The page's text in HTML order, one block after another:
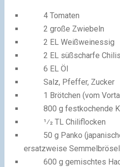
4 Tomaten
2 große Zwiebeln
2 EL Weißweinessig
2 EL süßscharfe
6 EL Öl
Salz, Pfeffer, Zucker
1 Brötchen (vom
800 g festkochende
1⁄2 TL Chiliflocken
50 g Panko
ersatzweise
600 g gemischtes